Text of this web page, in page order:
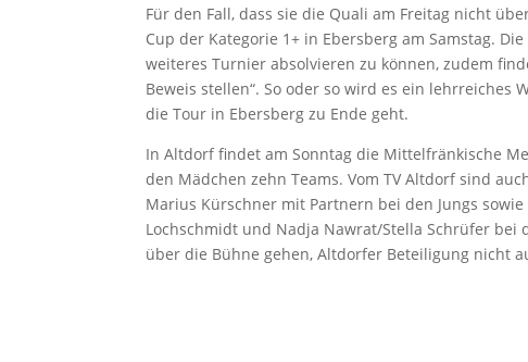
Für den Fall, dass sie die Quali am Freitag nicht
Cup der Kategorie 1+ in Ebersberg am Samstag.
weiteres Turnier absolvieren zu können, zudem
Beweis stellen“. So oder so wird es ein lehrreiches
die Tour in Ebersberg zu Ende geht.
In Altdorf findet am Sonntag die Mittelfränkische
den Mädchen zehn Teams. Vom TV Altdorf sind
Marius Kürschner mit Partnern bei den Jungs
Lochschmidt und Nadja Nawrat/Stella Schrüfer
über die Bühne gehen, Altdorfer Beteiligung nicht